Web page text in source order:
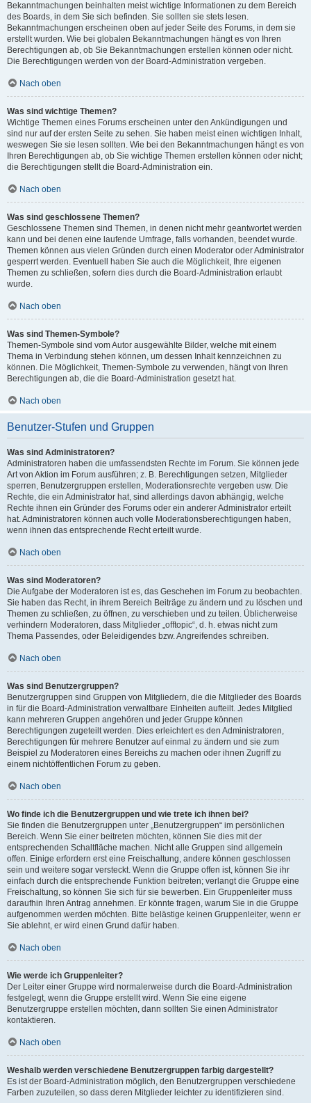
Bekanntmachungen beinhalten meist wichtige Informationen zu dem Bereich
des Boards, in dem Sie sich befinden. Sie sollten sie stets lesen.
Bekanntmachungen erscheinen oben auf jeder Seite des Forums, in dem sie
erstellt wurden. Wie bei globalen Bekanntmachungen hängt es von Ihren
Berechtigungen ab, ob Sie Bekanntmachungen erstellen können oder nicht.
Die Berechtigungen werden von der Board-Administration vergeben.
Nach oben
Was sind wichtige Themen?
Wichtige Themen eines Forums erscheinen unter den Ankündigungen und
sind nur auf der ersten Seite zu sehen. Sie haben meist einen wichtigen Inhalt,
weswegen Sie sie lesen sollten. Wie bei den Bekanntmachungen hängt es von
Ihren Berechtigungen ab, ob Sie wichtige Themen erstellen können oder nicht;
die Berechtigungen stellt die Board-Administration ein.
Nach oben
Was sind geschlossene Themen?
Geschlossene Themen sind Themen, in denen nicht mehr geantwortet werden
kann und bei denen eine laufende Umfrage, falls vorhanden, beendet wurde.
Themen können aus vielen Gründen durch einen Moderator oder Administrator
gesperrt werden. Eventuell haben Sie auch die Möglichkeit, Ihre eigenen
Themen zu schließen, sofern dies durch die Board-Administration erlaubt
wurde.
Nach oben
Was sind Themen-Symbole?
Themen-Symbole sind vom Autor ausgewählte Bilder, welche mit einem
Thema in Verbindung stehen können, um dessen Inhalt kennzeichnen zu
können. Die Möglichkeit, Themen-Symbole zu verwenden, hängt von Ihren
Berechtigungen ab, die die Board-Administration gesetzt hat.
Nach oben
Benutzer-Stufen und Gruppen
Was sind Administratoren?
Administratoren haben die umfassendsten Rechte im Forum. Sie können jede
Art von Aktion im Forum ausführen; z. B. Berechtigungen setzen, Mitglieder
sperren, Benutzergruppen erstellen, Moderationsrechte vergeben usw. Die
Rechte, die ein Administrator hat, sind allerdings davon abhängig, welche
Rechte ihnen ein Gründer des Forums oder ein anderer Administrator erteilt
hat. Administratoren können auch volle Moderationsberechtigungen haben,
wenn ihnen das entsprechende Recht erteilt wurde.
Nach oben
Was sind Moderatoren?
Die Aufgabe der Moderatoren ist es, das Geschehen im Forum zu beobachten.
Sie haben das Recht, in ihrem Bereich Beiträge zu ändern und zu löschen und
Themen zu schließen, zu öffnen, zu verschieben und zu teilen. Üblicherweise
verhindern Moderatoren, dass Mitglieder „offtopic“, d. h. etwas nicht zum
Thema Passendes, oder Beleidigendes bzw. Angreifendes schreiben.
Nach oben
Was sind Benutzergruppen?
Benutzergruppen sind Gruppen von Mitgliedern, die die Mitglieder des Boards
in für die Board-Administration verwaltbare Einheiten aufteilt. Jedes Mitglied
kann mehreren Gruppen angehören und jeder Gruppe können
Berechtigungen zugeteilt werden. Dies erleichtert es den Administratoren,
Berechtigungen für mehrere Benutzer auf einmal zu ändern und sie zum
Beispiel zu Moderatoren eines Bereichs zu machen oder ihnen Zugriff zu
einem nichtöffentlichen Forum zu geben.
Nach oben
Wo finde ich die Benutzergruppen und wie trete ich ihnen bei?
Sie finden die Benutzergruppen unter „Benutzergruppen“ im persönlichen
Bereich. Wenn Sie einer beitreten möchten, können Sie dies mit der
entsprechenden Schaltfläche machen. Nicht alle Gruppen sind allgemein
offen. Einige erfordern erst eine Freischaltung, andere können geschlossen
sein und weitere sogar versteckt. Wenn die Gruppe offen ist, können Sie ihr
einfach durch die entsprechende Funktion beitreten; verlangt die Gruppe eine
Freischaltung, so können Sie sich für sie bewerben. Ein Gruppenleiter muss
daraufhin Ihren Antrag annehmen. Er könnte fragen, warum Sie in die Gruppe
aufgenommen werden möchten. Bitte belästige keinen Gruppenleiter, wenn er
Sie ablehnt, er wird einen Grund dafür haben.
Nach oben
Wie werde ich Gruppenleiter?
Der Leiter einer Gruppe wird normalerweise durch die Board-Administration
festgelegt, wenn die Gruppe erstellt wird. Wenn Sie eine eigene
Benutzergruppe erstellen möchten, dann sollten Sie einen Administrator
kontaktieren.
Nach oben
Weshalb werden verschiedene Benutzergruppen farbig dargestellt?
Es ist der Board-Administration möglich, den Benutzergruppen verschiedene
Farben zuzuteilen, so dass deren Mitglieder leichter zu identifizieren sind.